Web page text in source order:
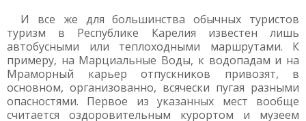
И все же для большинства обычных туристов
туризм в Республике Карелия известен лишь
автобусными или теплоходными маршрутами. К
примеру, на Марциальные Воды, к водопадам и на
Мраморный карьер отпускников привозят, в
основном, организованно, всячески пугая разными
опасностями. Первое из указанных мест вообще
считается оздоровительным курортом и музеем